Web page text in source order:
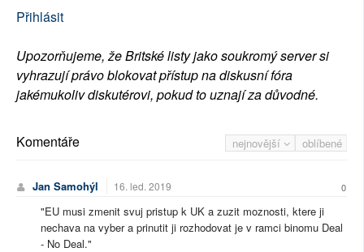
Přihlásit
Upozorňujeme, že Britské listy jako soukromý server si
vyhrazují právo blokovat přístup na diskusní fóra
jakémukoliv diskutérovi, pokud to uznají za důvodné.
nejnovější oblíbené
Komentáře
Jan Samohýl 16. led. 2019 0
"EU musi zmenit svuj pristup k UK a zuzit moznosti, ktere ji
nechava na vyber a prinutit ji rozhodovat je v ramci binomu Deal
- No Deal."